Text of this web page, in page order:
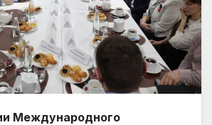
Международного